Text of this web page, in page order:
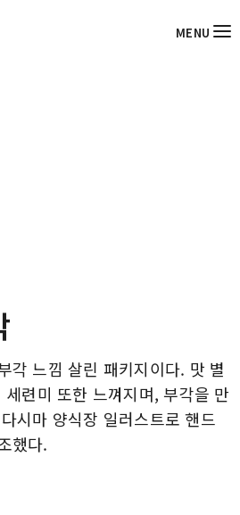
MENU
각 느낌 살린 패키지이다. 맛 별
련미 또한 느껴지며, 부각을 만
시마 양식장 일러스트로 핸드
했다.